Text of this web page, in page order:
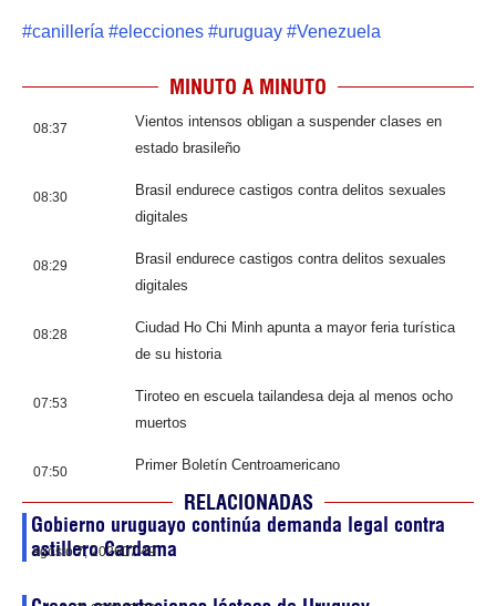
#canillería #elecciones #uruguay #Venezuela
MINUTO A MINUTO
08:37
Vientos intensos obligan a suspender clases en
estado brasileño
08:30
Brasil endurece castigos contra delitos sexuales
digitales
08:29
Brasil endurece castigos contra delitos sexuales
digitales
08:28
Ciudad Ho Chi Minh apunta a mayor feria turística
de su historia
07:53
Tiroteo en escuela tailandesa deja al menos ocho
muertos
07:50 Primer Boletín Centroamericano
RELACIONADAS
Gobierno uruguayo continúa demanda legal contra
astillero Cardama
agosto 7, 202607:49